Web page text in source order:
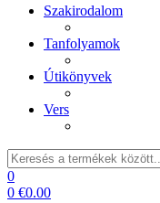
Szakirodalom
Tanfolyamok
Útikönyvek
Vers
Keresés:
0
0 €0.00